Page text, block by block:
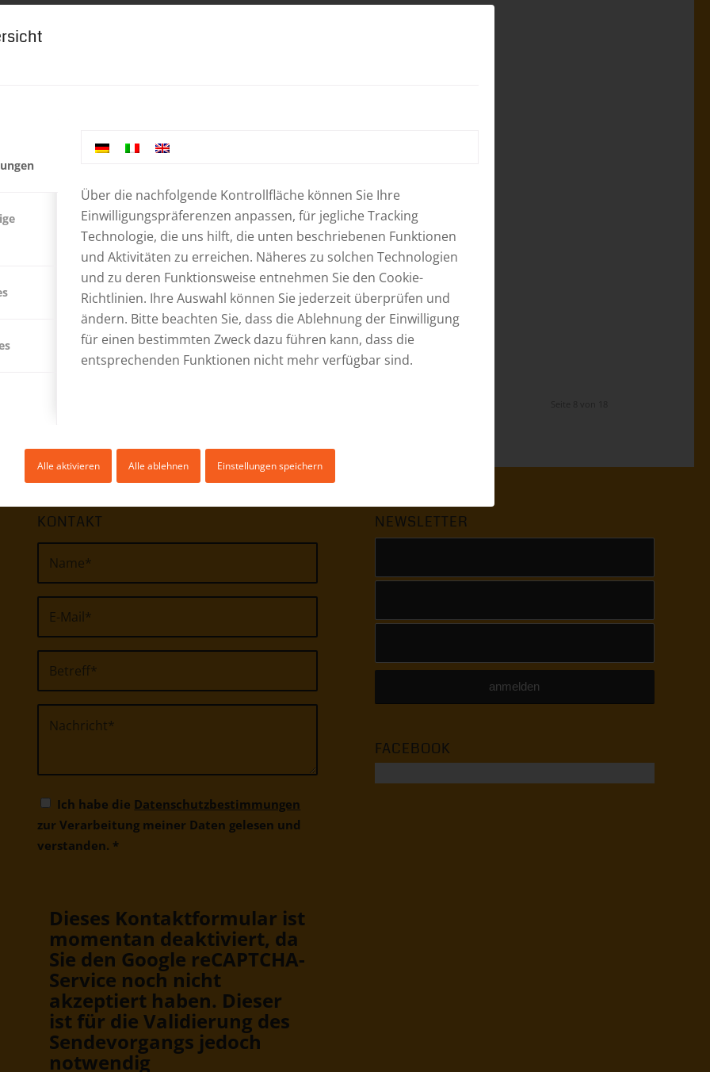
Über die nachfolgende Kontrollfläche können Sie Ihre
Einwilligungspräferenzen anpassen, für jegliche Tracking
Technologie, die uns hilft, die unten beschriebenen Funktionen
und Aktivitäten zu erreichen. Näheres zu solchen Technologien
und zu deren Funktionsweise entnehmen Sie den Cookie-
Richtlinien. Ihre Auswahl können Sie jederzeit überprüfen und
ändern. Bitte beachten Sie, dass die Ablehnung der Einwilligung
für einen bestimmten Zweck dazu führen kann, dass die
entsprechenden Funktionen nicht mehr verfügbar sind.
Alle aktivieren Alle ablehnen Einstellungen speichern
EINES TIEFBRUNNENS IN SANGA
AUTONOME PROVINZ
PROJEKTE IN NEPAL
KONTAKT
Ich habe die Datenschutzbestimmungen
zur Verarbeitung meiner Daten gelesen und
verstanden. *
Dieses Kontaktformular ist
momentan deaktiviert, da
Sie den Google reCAPTCHA-
Service noch nicht
akzeptiert haben. Dieser
ist für die Validierung des
Sendevorgangs jedoch
notwendig
NEWSLETTER
FACEBOOK